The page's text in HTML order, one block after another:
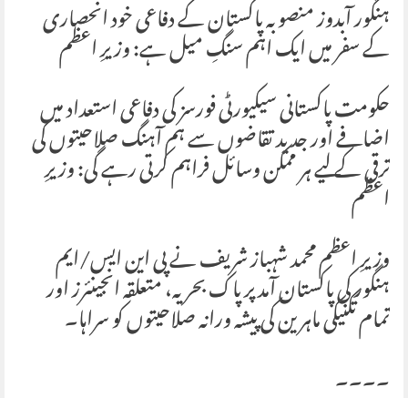
ہنگور آبدوز منصوبہ پاکستان کے دفاعی خود انحصاری
کے سفر میں ایک اہم سنگِ میل ہے: وزیرِ اعظم
حکومت پاکستانی سیکیورٹی فورسز کی دفاعی استعداد میں
اضافے اور جدید تقاضوں سے ہم آہنگ صلاحیتوں کی
ترقی کے لیے ہر ممکن وسائل فراہم کرتی رہے گی: وزیرِ
اعظم
وزیرِ اعظم محمد شہباز شریف نے پی این ایس/ایم
ہنگور کی پاکستان آمد پر پاک بحریہ، متعلقہ انجینئرز اور
تمام تکنیکی ماہرین کی پیشہ ورانہ صلاحیتوں کو سراہا۔
۔۔۔۔